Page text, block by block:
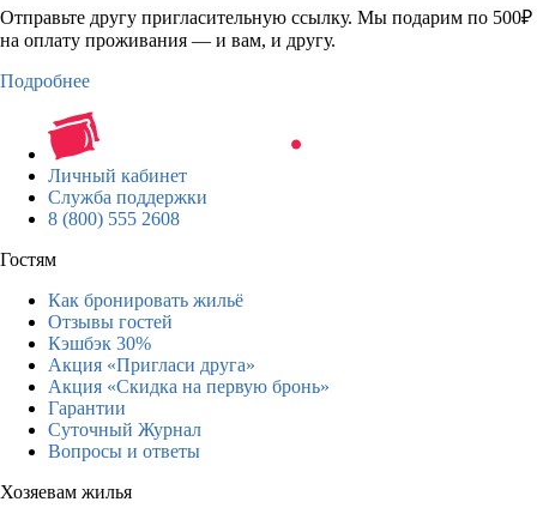
Отправьте другу пригласительную ссылку. Мы подарим по 500₽
на оплату проживания — и вам, и другу.
Подробнее
Личный кабинет
Служба поддержки
8 (800) 555 2608
Гостям
Как бронировать жильё
Отзывы гостей
Кэшбэк 30%
Акция «Пригласи друга»
Акция «Скидка на первую бронь»
Гарантии
Суточный Журнал
Вопросы и ответы
Хозяевам жилья